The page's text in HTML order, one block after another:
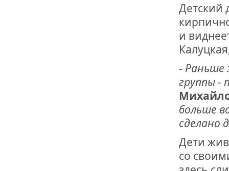
ЛЮБОЙ
ИНТЕРВЬЮ
«ВЕТЕРАН
МЕМОРИАЛ
ОТМЕТИЛА
РОССИИ
Детский
и
- Раньше
группы -
больше
сделано
Дети
со